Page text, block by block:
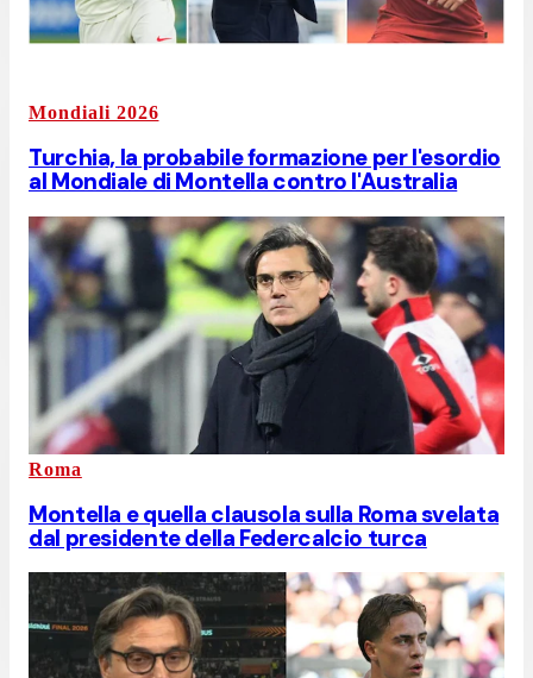
Mondiali 2026
Turchia, la probabile formazione per l'esordio
al Mondiale di Montella contro l'Australia
Roma
Montella e quella clausola sulla Roma svelata
dal presidente della Federcalcio turca